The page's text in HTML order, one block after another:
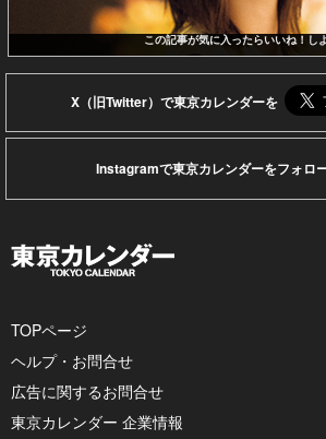
この記事が気に入ったらいいね！し
X（旧Twitter）で東京カレンダーを
Instagramで東京カレンダーをフォロ
TOPページ
ヘルプ・お問合せ
広告に関するお問合せ
東京カレンダー 企業情報